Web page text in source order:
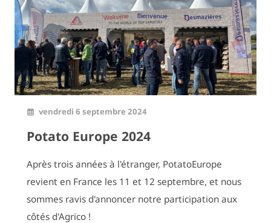
vendredi 6 septembre 2024
Potato Europe 2024
Après trois années à l'étranger, PotatoEurope
revient en France les 11 et 12 septembre, et nous
sommes ravis d'annoncer notre participation aux
côtés d'Agrico !